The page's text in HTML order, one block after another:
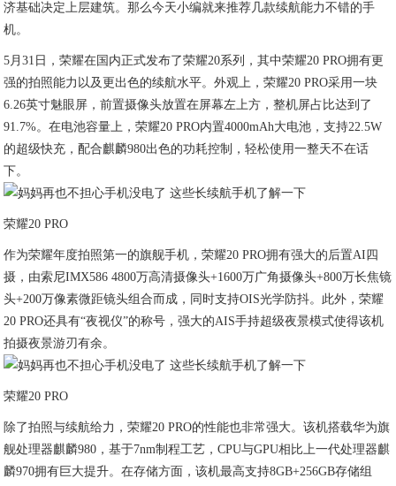
济基础决定上层建筑。那么今天小编就来推荐几款续航能力不错的手
机。
5月31日，荣耀在国内正式发布了荣耀20系列，其中荣耀20 PRO拥有更
强的拍照能力以及更出色的续航水平。外观上，荣耀20 PRO采用一块
6.26英寸魅眼屏，前置摄像头放置在屏幕左上方，整机屏占比达到了
91.7%。在电池容量上，荣耀20 PRO内置4000mAh大电池，支持22.5W
的超级快充，配合麒麟980出色的功耗控制，轻松使用一整天不在话
下。
荣耀20 PRO
作为荣耀年度拍照第一的旗舰手机，荣耀20 PRO拥有强大的后置AI四
摄，由索尼IMX586 4800万高清摄像头+1600万广角摄像头+800万长焦镜
头+200万像素微距镜头组合而成，同时支持OIS光学防抖。此外，荣耀
20 PRO还具有“夜视仪”的称号，强大的AIS手持超级夜景模式使得该机
拍摄夜景游刃有余。
荣耀20 PRO
除了拍照与续航给力，荣耀20 PRO的性能也非常强大。该机搭载华为旗
舰处理器麒麟980，基于7nm制程工艺，CPU与GPU相比上一代处理器麒
麟970拥有巨大提升。在存储方面，该机最高支持8GB+256GB存储组